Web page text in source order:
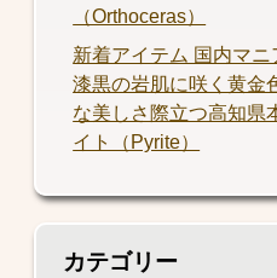
（Orthoceras）
新着アイテム 国内マニ
漆黒の岩肌に咲く黄
な美しさ際立つ高知県
イト（Pyrite）
カテゴリー